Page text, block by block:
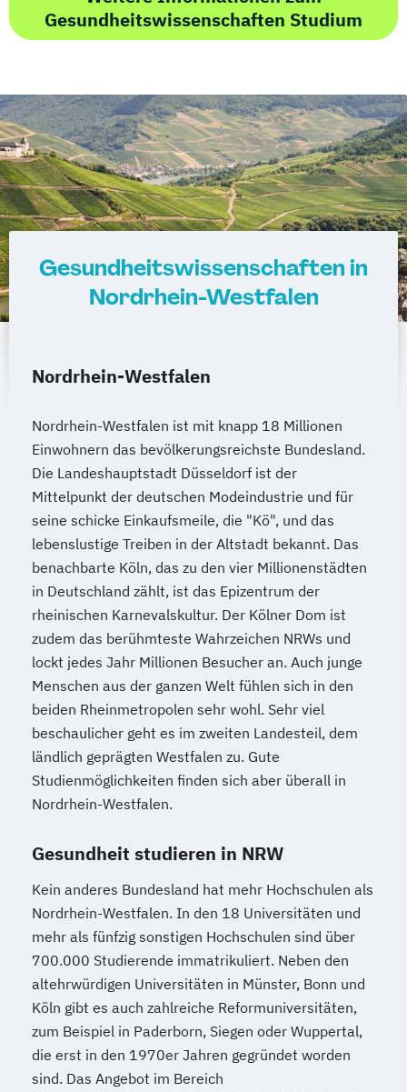
Gesundheitswissenschaften Studium
Gesundheitswissenschaften in
Nordrhein-Westfalen
Nordrhein-Westfalen
Nordrhein-Westfalen ist mit knapp 18 Millionen
Einwohnern das bevölkerungsreichste Bundesland.
Die Landeshauptstadt Düsseldorf ist der
Mittelpunkt der deutschen Modeindustrie und für
seine schicke Einkaufsmeile, die "Kö", und das
lebenslustige Treiben in der Altstadt bekannt. Das
benachbarte Köln, das zu den vier Millionenstädten
in Deutschland zählt, ist das Epizentrum der
rheinischen Karnevalskultur. Der Kölner Dom ist
zudem das berühmteste Wahrzeichen NRWs und
lockt jedes Jahr Millionen Besucher an. Auch junge
Menschen aus der ganzen Welt fühlen sich in den
beiden Rheinmetropolen sehr wohl. Sehr viel
beschaulicher geht es im zweiten Landesteil, dem
ländlich geprägten Westfalen zu. Gute
Studienmöglichkeiten finden sich aber überall in
Nordrhein-Westfalen.
Gesundheit studieren in NRW
Kein anderes Bundesland hat mehr Hochschulen als
Nordrhein-Westfalen. In den 18 Universitäten und
mehr als fünfzig sonstigen Hochschulen sind über
700.000 Studierende immatrikuliert. Neben den
altehrwürdigen Universitäten in Münster, Bonn und
Köln gibt es auch zahlreiche Reformuniversitäten,
zum Beispiel in Paderborn, Siegen oder Wuppertal,
die erst in den 1970er Jahren gegründet worden
sind. Das Angebot im Bereich